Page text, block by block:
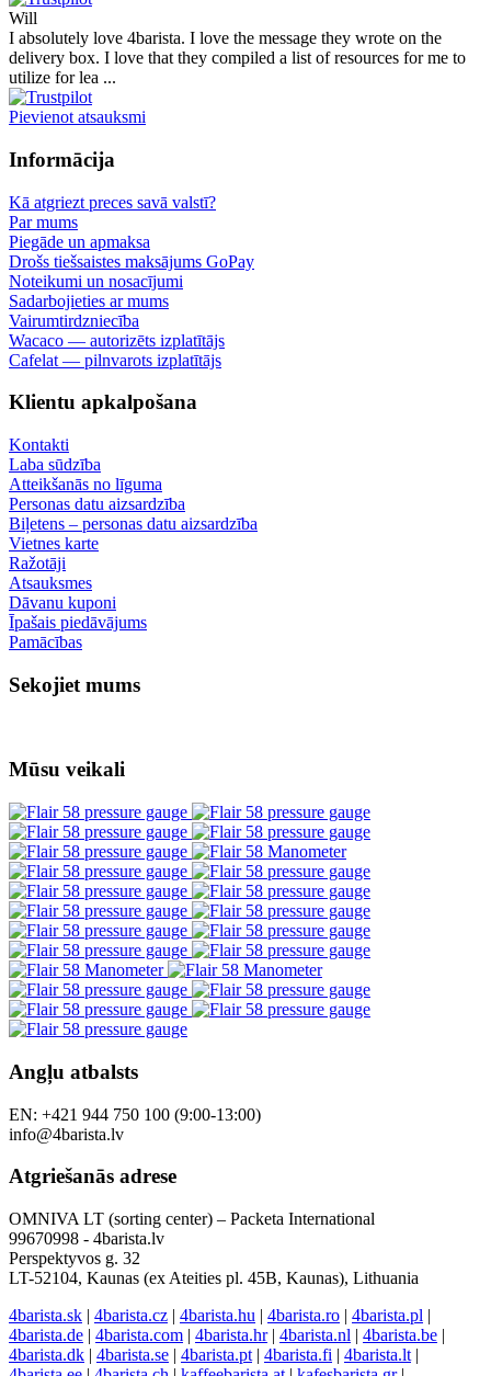
Will
I absolutely love 4barista. I love the message they wrote on the
delivery box. I love that they compiled a list of resources for me to
utilize for lea ...
Pievienot atsauksmi
Informācija
Kā atgriezt preces savā valstī?
Par mums
Piegāde un apmaksa
Drošs tiešsaistes maksājums GoPay
Noteikumi un nosacījumi
Sadarbojieties ar mums
Vairumtirdzniecība
Wacaco — autorizēts izplatītājs
Cafelat — pilnvarots izplatītājs
Klientu apkalpošana
Kontakti
Laba sūdzība
Atteikšanās no līguma
Personas datu aizsardzība
Biļetens – personas datu aizsardzība
Vietnes karte
Ražotāji
Atsauksmes
Dāvanu kuponi
Īpašais piedāvājums
Pamācības
Sekojiet mums
Mūsu veikali
Angļu atbalsts
EN: +421 944 750 100 (9:00-13:00)
info@4barista.lv
Atgriešanās adrese
OMNIVA LT (sorting center) – Packeta International
99670998 - 4barista.lv
Perspektyvos g. 32
LT-52104, Kaunas (ex Ateities pl. 45B, Kaunas), Lithuania
4barista.sk | 4barista.cz | 4barista.hu | 4barista.ro | 4barista.pl |
4barista.de | 4barista.com | 4barista.hr| 4barista.nl | 4barista.be |
4barista.dk | 4barista.se | 4barista.pt | 4barista.fi | 4barista.lt |